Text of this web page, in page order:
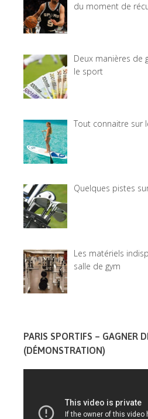
du moment de
Deux manières de
le sport
Tout connaitre sur
Quelques pistes
Les matériels
salle de gym
PARIS SPORTIFS – GAGNER
(DÉMONSTRATION)